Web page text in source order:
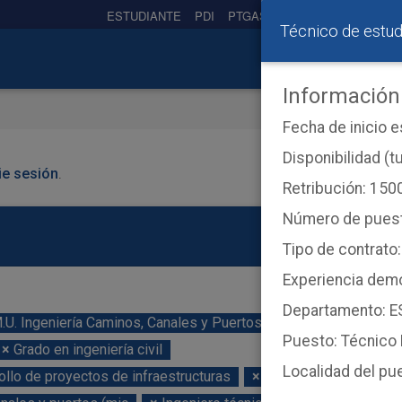
ESTUDIANTE PDI PTGAS
sesión.
Ingeniería Caminos, Canales y Puertos Grado
× Grado en ingeniería civil
de proyectos de infraestructuras ×
Máster universitario
Técnico de
Fecha de inicio
Disponibilidad
Retribución:
Número de
Tipo de
Experiencia
Departamento:
Puesto: Técnico
Localidad del